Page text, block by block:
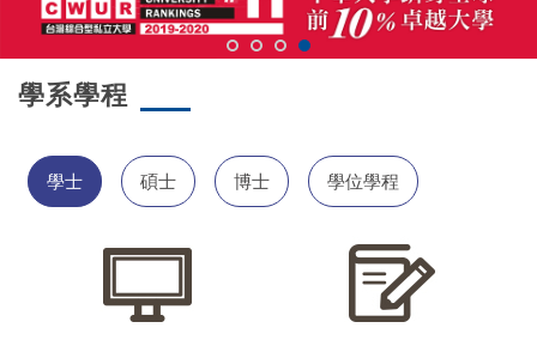
學系學程
學士 碩士 博士 學位學程